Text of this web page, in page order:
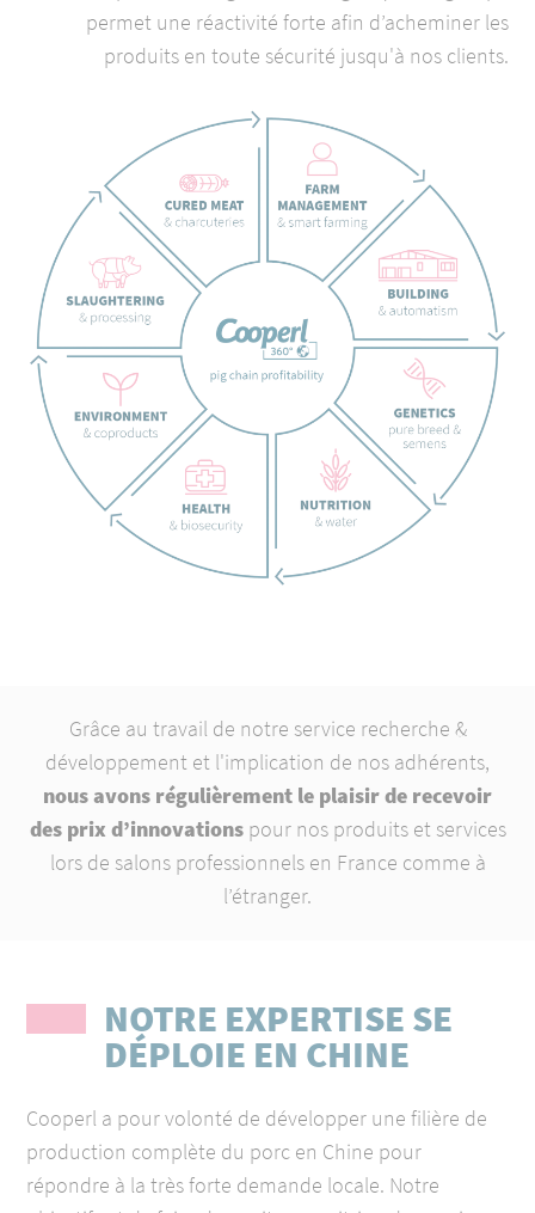
permet une réactivité forte afin d’acheminer les
produits en toute sécurité jusqu'à nos clients.
Grâce au travail de notre service recherche &
développement et l'implication de nos adhérents,
nous avons régulièrement le plaisir de recevoir
des prix d’innovations pour nos produits et services
lors de salons professionnels en France comme à
l’étranger.
NOTRE EXPERTISE SE
DÉPLOIE EN CHINE
Cooperl a pour volonté de développer une filière de
production complète du porc en Chine pour
répondre à la très forte demande locale. Notre